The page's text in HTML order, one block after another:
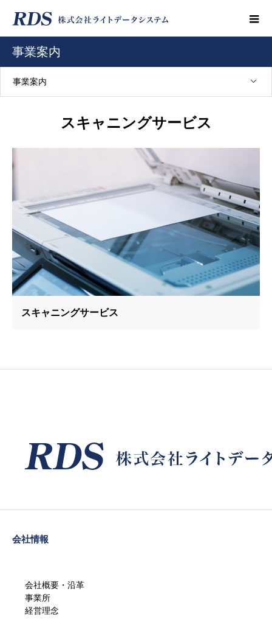
事業案内
事業案内
スキャニングサービス
スキャニングサービス
会社情報
会社概要・沿革
事業所
経営理念